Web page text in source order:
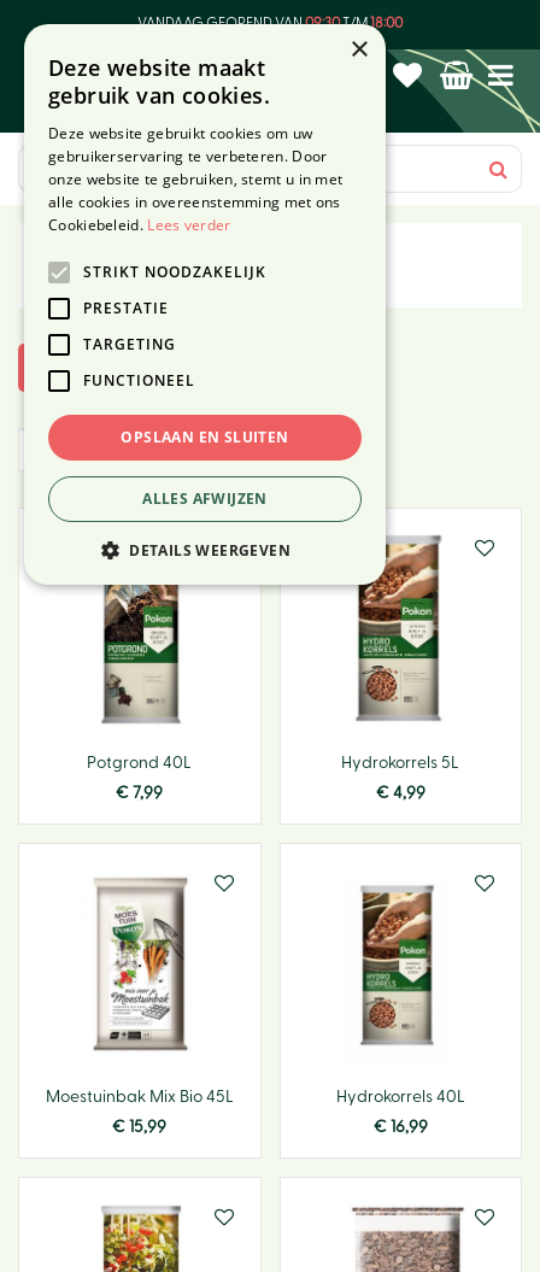
VANDAAG GEOPEND VAN09:30T/M18:00
Pokon
Toon filters
Potgrond 40L
€ 7,99
Hydrokorrels 5L
€ 4,99
Moestuinbak Mix Bio 45L
€ 15,99
Hydrokorrels 40L
€ 16,99
×
Deze website maakt
gebruik van cookies.
Deze website gebruikt cookies om uw
gebruikerservaring te verbeteren. Door
onze website te gebruiken, stemt u in met
alle cookies in overeenstemming met ons
Cookiebeleid. Lees verder
STRIKT NOODZAKELIJK
PRESTATIE
TARGETING
FUNCTIONEEL
OPSLAAN EN SLUITEN
ALLES AFWIJZEN
DETAILS WEERGEVEN